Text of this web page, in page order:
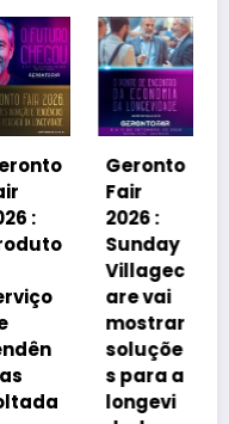
Geronto
Fair
2026 :
Sunday
are vai
mostrar
soluçõe
s para a
longevi
Geronto
Fair
2026 em
Grama
do
debater
á
avanço
imobiliá
rio
impulsi
onado